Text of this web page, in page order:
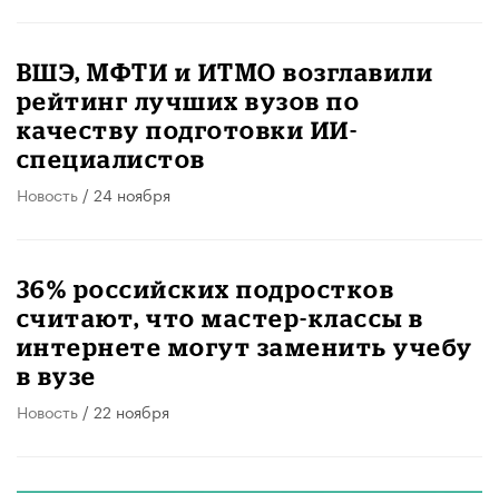
ВШЭ, МФТИ и ИТМО возглавили
рейтинг лучших вузов по
качеству подготовки ИИ-
специалистов
Новость / 24 ноября
36% российских подростков
считают, что мастер-классы в
интернете могут заменить учебу
в вузе
Новость / 22 ноября